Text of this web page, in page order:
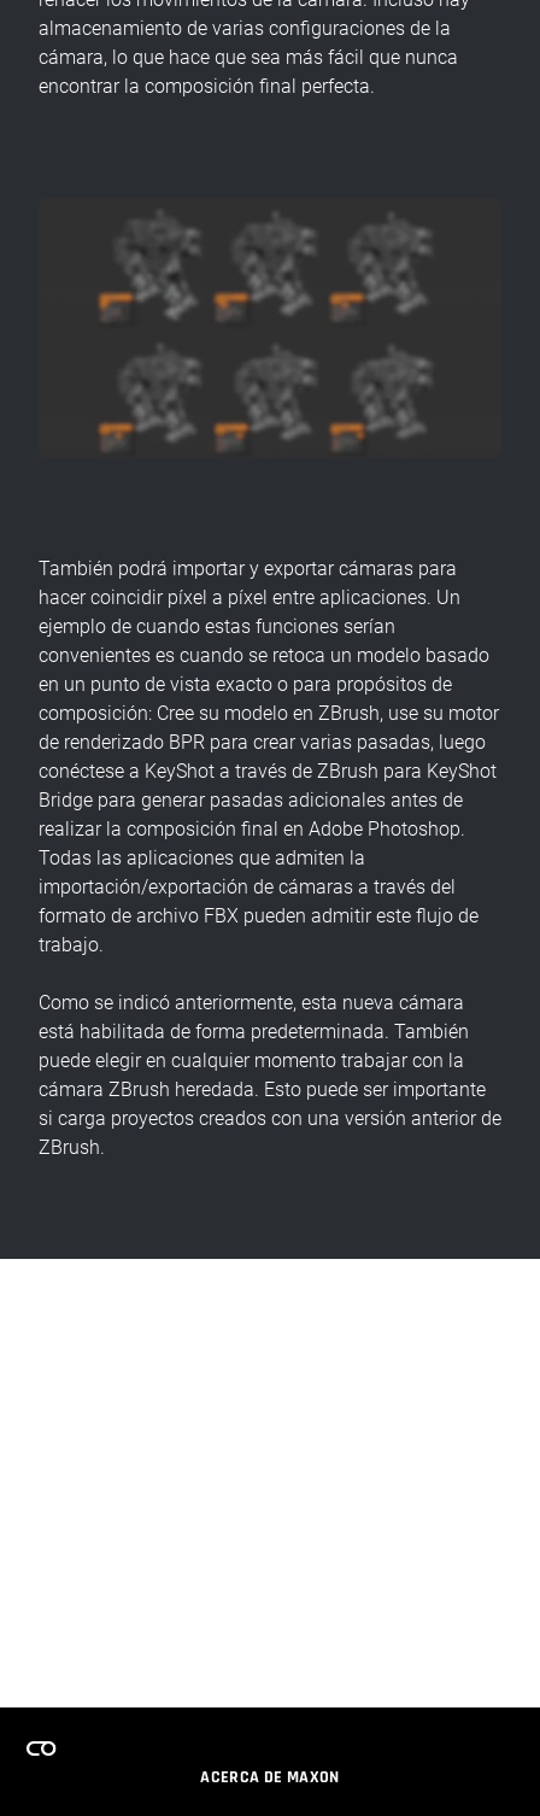
almacenamiento de varias configuraciones de la
cámara, lo que hace que sea más fácil que nunca
encontrar la composición final perfecta.
También podrá importar y exportar cámaras para
hacer coincidir píxel a píxel entre aplicaciones. Un
ejemplo de cuando estas funciones serían
convenientes es cuando se retoca un modelo basado
en un punto de vista exacto o para propósitos de
composición: Cree su modelo en ZBrush, use su motor
de renderizado BPR para crear varias pasadas, luego
conéctese a KeyShot a través de ZBrush para KeyShot
Bridge para generar pasadas adicionales antes de
realizar la composición final en Adobe Photoshop.
Todas las aplicaciones que admiten la
importación/exportación de cámaras a través del
formato de archivo FBX pueden admitir este flujo de
trabajo.
Como se indicó anteriormente, esta nueva cámara
está habilitada de forma predeterminada. También
puede elegir en cualquier momento trabajar con la
cámara ZBrush heredada. Esto puede ser importante
si carga proyectos creados con una versión anterior de
ZBrush.
ACERCA DE MAXON